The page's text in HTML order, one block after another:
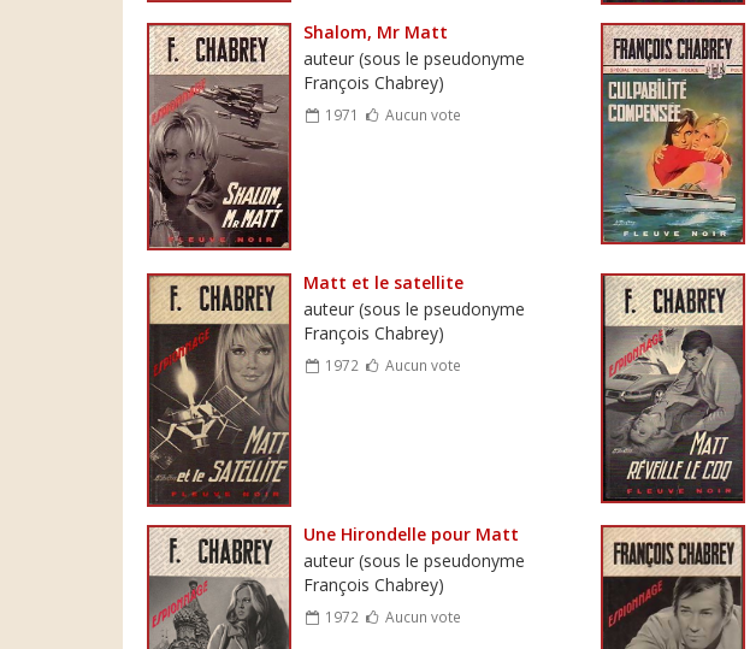
Shalom, Mr Matt
auteur (sous le pseudonyme
François Chabrey)
1971 Aucun vote
Matt et le satellite
auteur (sous le pseudonyme
François Chabrey)
1972 Aucun vote
Une Hirondelle pour Matt
auteur (sous le pseudonyme
François Chabrey)
1972 Aucun vote